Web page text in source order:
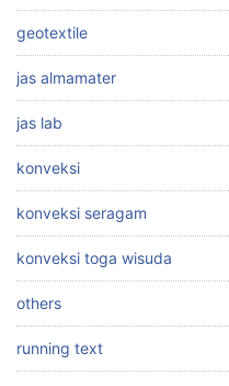
geotextile
jas almamater
jas lab
konveksi
konveksi seragam
konveksi toga wisuda
others
running text